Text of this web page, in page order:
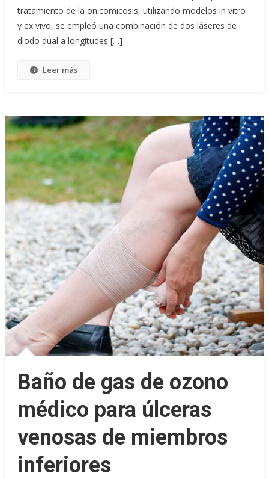
tratamiento de la onicomicosis, utilizando modelos in vitro
y ex vivo, se empleó una combinación de dos láseres de
diodo dual a longitudes […]
Leer más
Baño de gas de ozono
médico para úlceras
venosas de miembros
inferiores